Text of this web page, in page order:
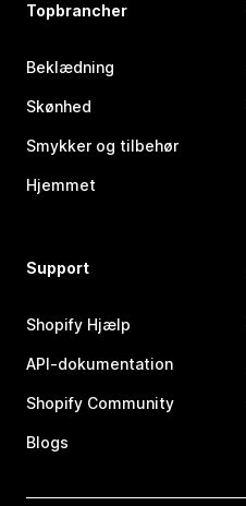
Topbrancher
Beklædning
Skønhed
Smykker og tilbehør
Hjemmet
Support
Shopify Hjælp
API-dokumentation
Shopify Community
Blogs